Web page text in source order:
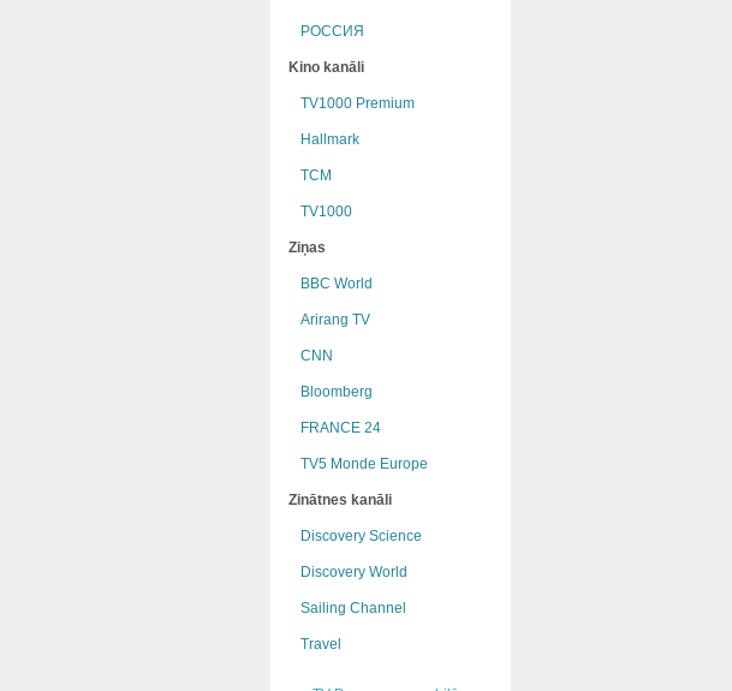
РОССИЯ
Kino kanāli
TV1000 Premium
Hallmark
TCM
TV1000
Ziņas
BBC World
Arirang TV
CNN
Bloomberg
FRANCE 24
TV5 Monde Europe
Zinātnes kanāli
Discovery Science
Discovery World
Sailing Channel
Travel